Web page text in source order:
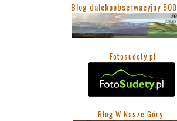
Blog dalekoobserwacyjny
Fotosudety.pl
Blog W Nasze Góry